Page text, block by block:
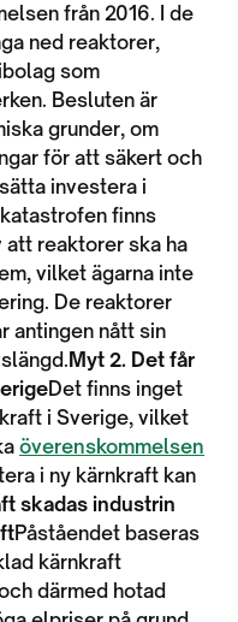
från 2016. I de
ned reaktorer,
som
Besluten är
grunder, om
för att säkert och
investera i
finns
reaktorer ska ha
vilket ägarna inte
De reaktorer
antingen nått sin
Myt 2. Det får
Det finns inget
i Sverige, vilket
överenskommelsen
i ny kärnkraft kan
skadas industrin
Påståendet baseras
kärnkraft
därmed hotad